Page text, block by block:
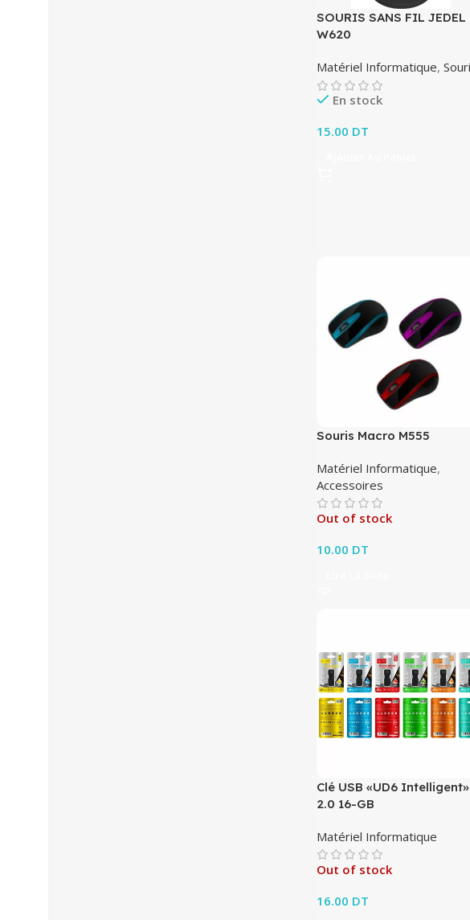
SOURIS SANS FIL JEDEL
W620
Matériel Informatique,
En stock
15.00 DT
Souris Macro M555
Matériel Informatique,
Accessoires
Out of stock
10.00 DT
Clé USB «UD6 Intelligent»
2.0 16-GB
Matériel Informatique
Out of stock
16.00 DT